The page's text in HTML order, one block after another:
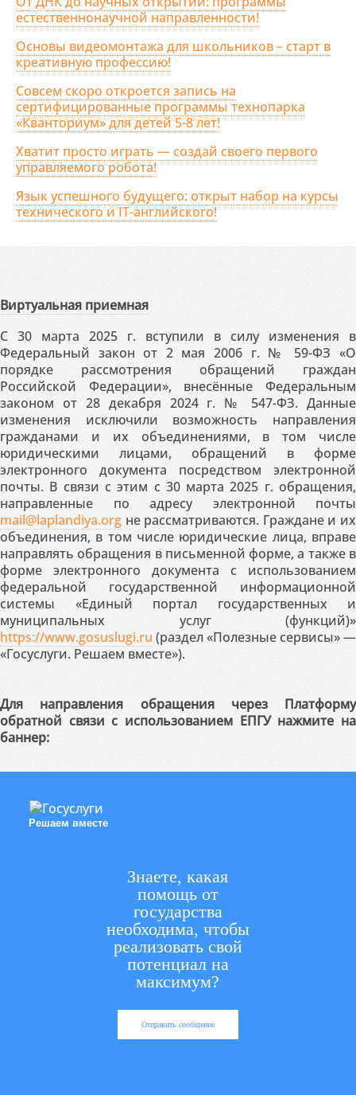
естественнонаучной направленности!
Основы видеомонтажа для школьников – старт в
креативную профессию!
Совсем скоро откроется запись на
сертифицированные программы технопарка
«Кванториум» для детей 5-8 лет!
Хватит просто играть — создай своего первого
управляемого робота!
Язык успешного будущего: открыт набор на курсы
технического и IT-английского!
Виртуальная приемная
С 30 марта 2025 г. вступили в силу изменения в
Федеральный закон от 2 мая 2006 г. № 59-ФЗ «О
порядке рассмотрения обращений граждан
Российской Федерации», внесённые Федеральным
законом от 28 декабря 2024 г. № 547-ФЗ. Данные
изменения исключили возможность направления
гражданами и их объединениями, в том числе
юридическими лицами, обращений в форме
электронного документа посредством электронной
почты. В связи с этим с 30 марта 2025 г. обращения,
направленные по адресу электронной почты
mail@laplandiya.org не рассматриваются. Граждане и их
объединения, в том числе юридические лица, вправе
направлять обращения в письменной форме, а также в
форме электронного документа с использованием
федеральной государственной информационной
системы «Единый портал государственных и
муниципальных услуг (функций)»
https://www.gosuslugi.ru (раздел «Полезные сервисы» —
«Госуслуги. Решаем вместе»).
Для направления обращения через Платформу
обратной связи с использованием ЕПГУ нажмите на
баннер:
Решаем вместе
Знаете, какая
помощь от
государства
необходима, чтобы
реализовать свой
потенциал на
максимум?
Отправить сообщение